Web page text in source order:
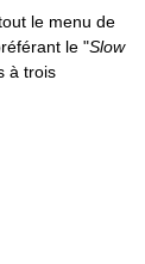
le menu de
le "Slow
à trois